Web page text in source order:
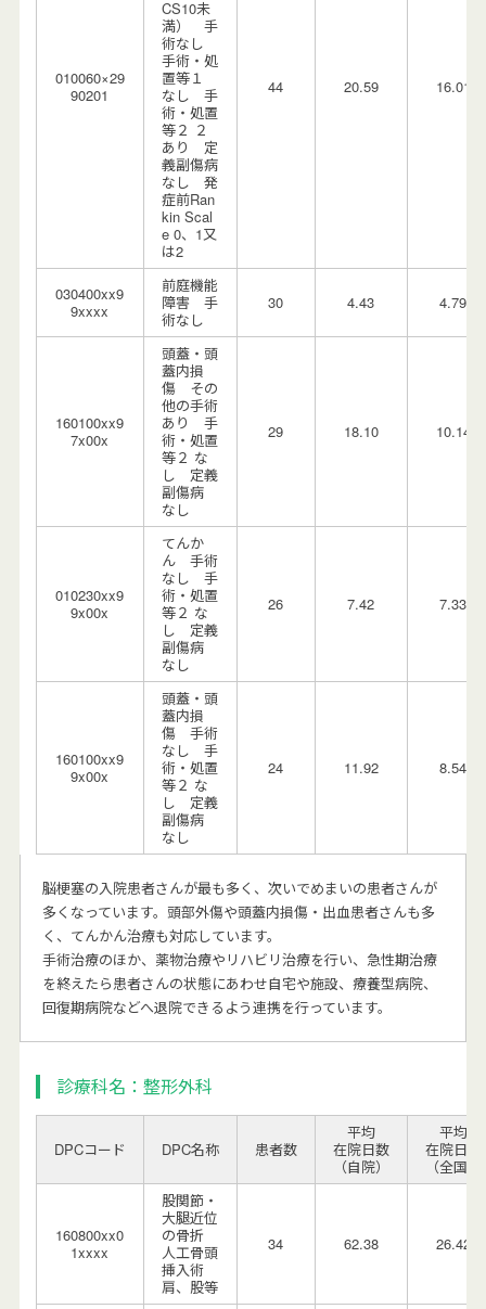
010060×29
90201
CS10未
満） 手
術なし
手術・処
置等１
なし 手
術・処置
等２ ２
あり 定
義副傷病
なし 発
症前Ran
kin Scal
e 0、1又
は2
44 20.59 16.01
030400xx9
9xxxx
前庭機能
障害 手
術なし
30 4.43 4.79
160100xx9
7x00x
頭蓋・頭
蓋内損
傷 その
他の手術
あり 手
術・処置
等２ な
し 定義
副傷病
なし
29 18.10 10.14
010230xx9
9x00x
てんか
ん 手術
なし 手
術・処置
等２ な
し 定義
副傷病
なし
26 7.42 7.33
160100xx9
9x00x
頭蓋・頭
蓋内損
傷 手術
なし 手
術・処置
等２ な
し 定義
副傷病
なし
24 11.92 8.54
脳梗塞の入院患者さんが最も多く、次いでめまいの患者さんが
多くなっています。頭部外傷や頭蓋内損傷・出血患者さんも多
く、てんかん治療も対応しています。
手術治療のほか、薬物治療やリハビリ治療を行い、急性期治療
を終えたら患者さんの状態にあわせ自宅や施設、療養型病院、
回復期病院などへ退院できるよう連携を行っています。
診療科名：整形外科
DPCコード DPC名称 患者数
平均
在院日数
（自院）
平均
在院日数
（全国）
160800xx0
1xxxx
股関節・
大腿近位
の骨折
人工骨頭
挿入術
肩、股等
34 62.38 26.42